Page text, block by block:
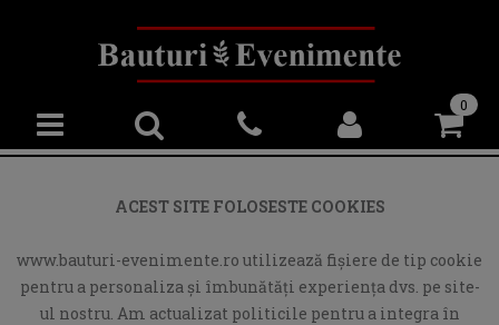
0
ACEST SITE FOLOSESTE COOKIES
www.bauturi-evenimente.ro utilizează fişiere de tip cookie
pentru a personaliza și îmbunătăți experiența dvs. pe site-
ul nostru. Am actualizat politicile pentru a integra în